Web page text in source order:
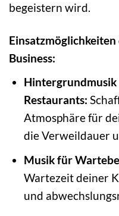
begeistern wird.
Business:
Hintergrundmusik
Restaurants:
Atmosphäre für
die Verweildauer
Musik für
Wartezeit deiner
und